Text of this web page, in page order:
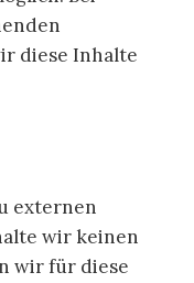
diese Inhalte
externen
wir keinen
wir für diese